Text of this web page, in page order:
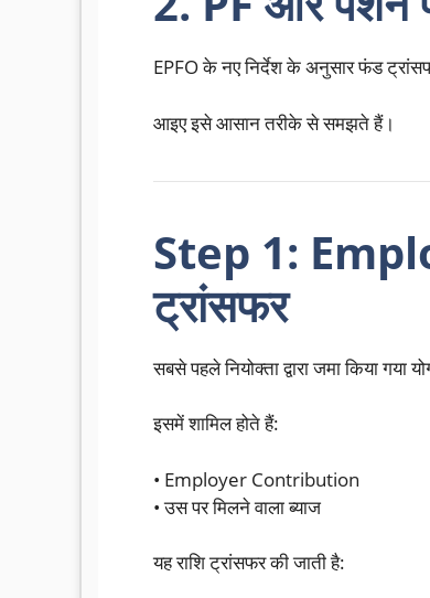
EPFO के नए निर्देश के अनुसार फंड
आइए इसे आसान तरीके से समझते हैं।
Step 1:
ट्रांसफर
सबसे पहले नियोक्ता द्वारा जमा किया
इसमें शामिल होते हैं:
• Employer Contribution
• उस पर मिलने वाला ब्याज
यह राशि ट्रांसफर की जाती है: